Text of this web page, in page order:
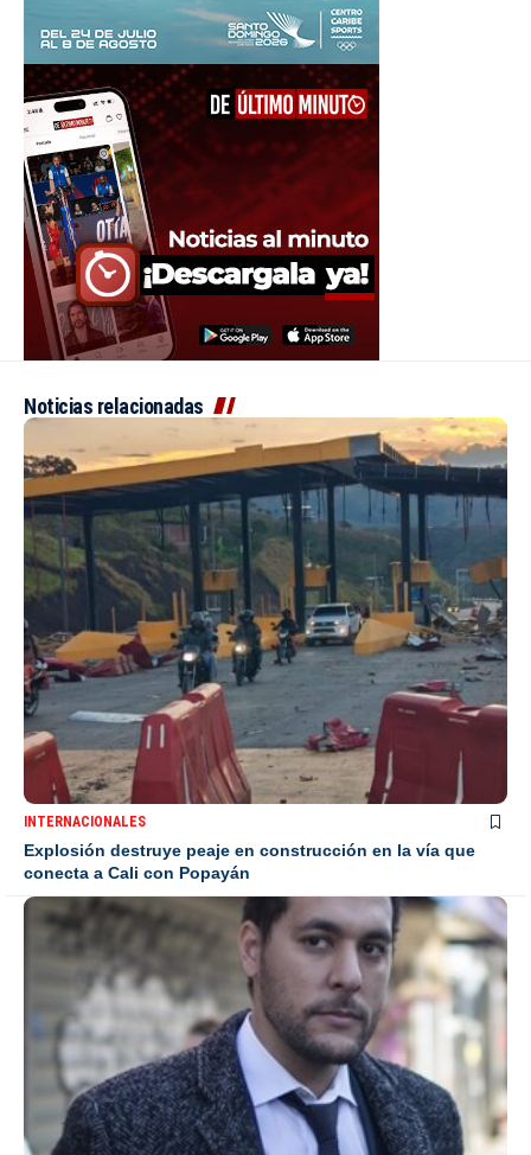
Noticias relacionadas
INTERNACIONALES
Explosión destruye peaje en construcción en la vía que
conecta a Cali con Popayán